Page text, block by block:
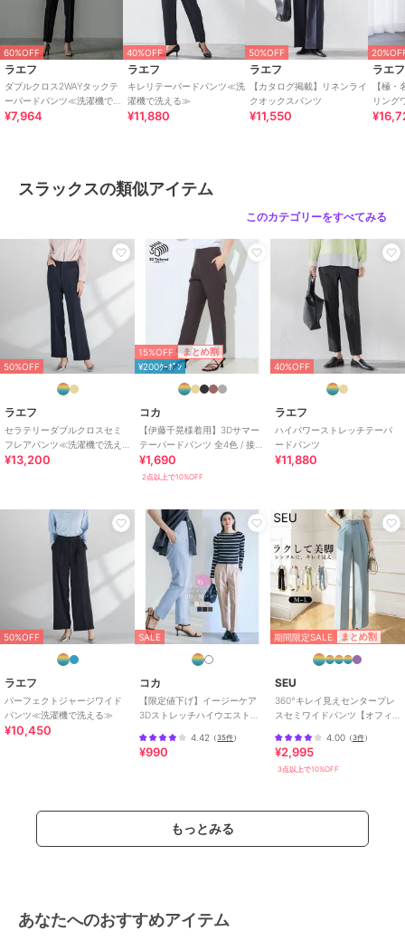
ショップ ラエフ
商品カテゴリ パンツ ／ スラックス
レディース
パンツ ／ スラックス
カラー ベージュ、ネイビー
39％
不可、自然乾燥、アイロン仕上げ
可、ドライ可、ウエットクリーニ
特徴
ポリエステル素材
ニー・スリム/テーパード /
ッドライズ/ライフスタイル/
パーティー・結婚式・二次会
レモニー・入学式・卒業式
/就活
/ブラックフォーマル（礼装・喪
服）
スラックス
ニー・スリム
テーパード /ミ
ッドライズ/ ライフスタイル
パーティー・結婚式・二次会/セ
レモニー・入学式・卒業式 /就活
ブラックフォーマル（礼装・喪
服）
原産国 ベトナム
60%OFF
ラエフ
ダブルクロス2WAYタックテ
ーパードパンツ≪洗濯機で洗
える/セットアップ対応≫
¥7,964
40%OFF
ラエフ
キレリテーパードパンツ≪洗
濯機で洗える≫
¥11,880
50%OFF
ラエフ
【カタログ掲載】リネンライ
クオックスパンツ
¥11,550
ラエフ
【極
リング
スラックスの類似アイテム
このカテゴリーをすべてみる
50%OFF
ラエフ
セラテリーダブルクロスセミ
フレアパンツ≪洗濯機で洗え
る≫
¥13,200
15%OFF まとめ割
¥200ｸｰﾎﾟﾝ
コカ
【伊藤千晃様着用】3Dサマー
テーパードパンツ 全4色 / 接触
冷感・シワになりにくい
¥1,690
2点以上で10%OFF
40%OFF
ラエフ
ハイパワーストレッチテーパ
ードパンツ
¥11,880
50%OFF
ラエフ
パーフェクトジャージワイド
パンツ≪洗濯機で洗える≫
¥10,450
SALE
コカ
【限定値下げ】イージーケア
3Dストレッチハイウエストパ
4.42 （35件）
¥990
期間限定SALE まとめ割
SEU
360°キレイ見えセンタープレ
スセミワイドパンツ【オフィ
ジュアル】
4.00（3件）
¥2,995
3点以上で10%OFF
もっとみる
あなたへのおすすめアイテム